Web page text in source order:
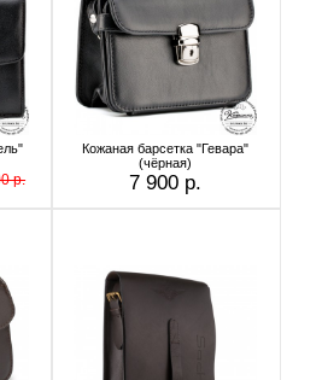
р.
Кожаная барсетка "Гевара"
(чёрная)
7 900 р.